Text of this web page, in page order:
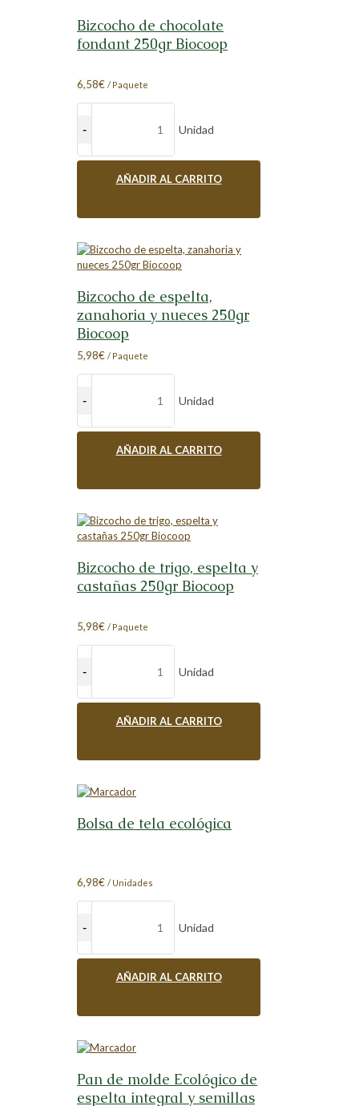
Bizcocho de chocolate
fondant 250gr Biocoop
6,58€ / Paquete
Unidad
AÑADIR AL CARRITO
Bizcocho de espelta,
zanahoria y nueces 250gr
Biocoop
5,98€ / Paquete
Unidad
AÑADIR AL CARRITO
Bizcocho de trigo, espelta y
castañas 250gr Biocoop
5,98€ / Paquete
Unidad
AÑADIR AL CARRITO
Bolsa de tela ecológica
6,98€ / Unidades
Unidad
AÑADIR AL CARRITO
Pan de molde Ecológico de
espelta integral y semillas